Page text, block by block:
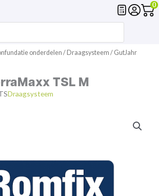
0
onderdelen /Draagsysteem / GutJahr
TSL M
Draagsysteem